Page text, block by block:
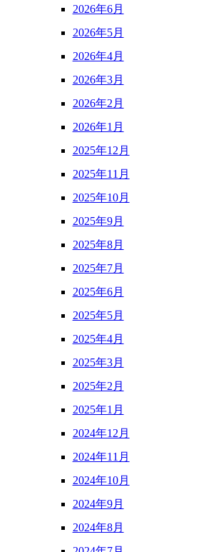
2026年6月
2026年5月
2026年4月
2026年3月
2026年2月
2026年1月
2025年12月
2025年11月
2025年10月
2025年9月
2025年8月
2025年7月
2025年6月
2025年5月
2025年4月
2025年3月
2025年2月
2025年1月
2024年12月
2024年11月
2024年10月
2024年9月
2024年8月